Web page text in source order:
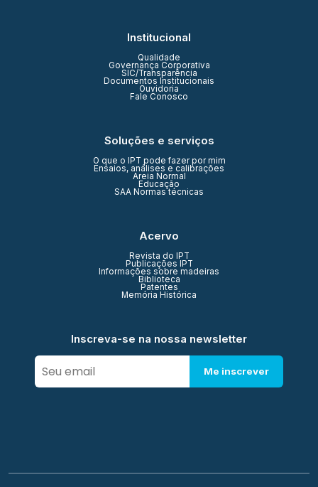
Institucional
Qualidade
Governança Corporativa
SIC/Transparência
Documentos Institucionais
Ouvidoria
Fale Conosco
Soluções e serviços
O que o IPT pode fazer por mim
Ensaios, análises e calibrações
Areia Normal
Educação
SAA Normas técnicas
Acervo
Revista do IPT
Publicações IPT
Informações sobre madeiras
Biblioteca
Patentes
Memória Histórica
Inscreva-se na nossa newsletter
Me inscrever